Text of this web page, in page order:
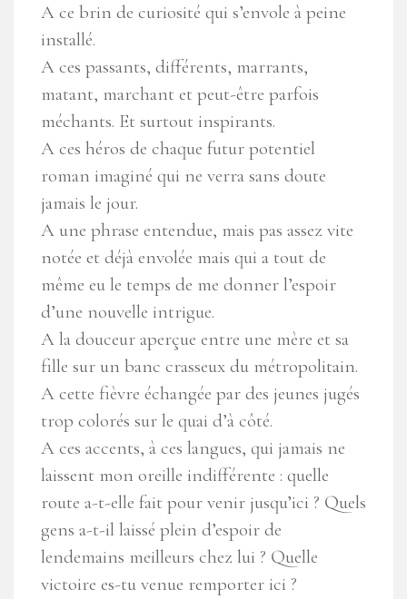
A ce brin de curiosité qui s’envole à peine
installé.
A ces passants, différents, marrants,
matant, marchant et peut-être parfois
méchants. Et surtout inspirants.
A ces héros de chaque futur potentiel
roman imaginé qui ne verra sans doute
jamais le jour.
A une phrase entendue, mais pas assez vite
notée et déjà envolée mais qui a tout de
même eu le temps de me donner l’espoir
d’une nouvelle intrigue.
A la douceur aperçue entre une mère et sa
fille sur un banc crasseux du métropolitain.
A cette fièvre échangée par des jeunes jugés
trop colorés sur le quai d’à côté.
A ces accents, à ces langues, qui jamais ne
laissent mon oreille indifférente : quelle
route a-t-elle fait pour venir jusqu’ici ? Quels
gens a-t-il laissé plein d’espoir de
lendemains meilleurs chez lui ? Quelle
victoire es-tu venue remporter ici ?